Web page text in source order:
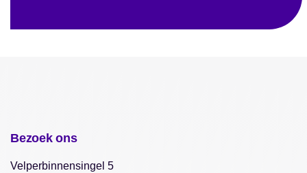
Bezoek ons
Velperbinnensingel 5